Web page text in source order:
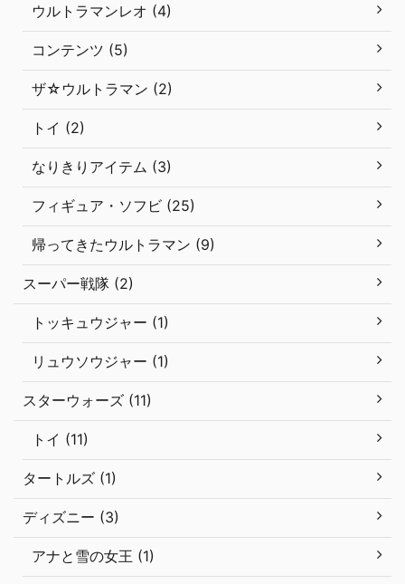
ウルトラマンレオ (4)
コンテンツ (5)
ザ☆ウルトラマン (2)
トイ (2)
なりきりアイテム (3)
フィギュア・ソフビ (25)
帰ってきたウルトラマン (9)
スーパー戦隊 (2)
トッキュウジャー (1)
リュウソウジャー (1)
スターウォーズ (11)
トイ (11)
タートルズ (1)
ディズニー (3)
アナと雪の女王 (1)